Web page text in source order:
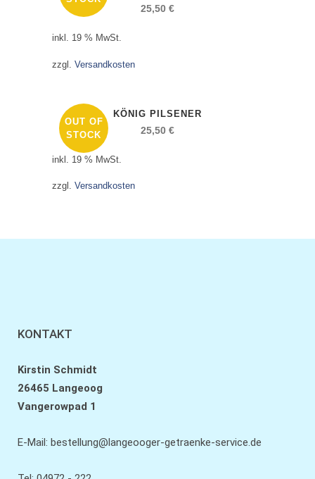
25,50 €
inkl. 19 % MwSt.
zzgl. Versandkosten
OUT OF
STOCK
KÖNIG PILSENER
25,50 €
inkl. 19 % MwSt.
zzgl. Versandkosten
KONTAKT
Kirstin Schmidt
26465 Langeoog
Vangerowpad 1
E-Mail: bestellung@langeooger-getraenke-service.de